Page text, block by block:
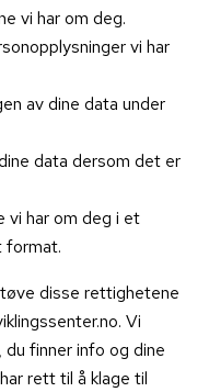
vi har om deg.
vi har
av dine data under
data dersom det er
vi har om deg i et
format.
disse rettighetene
Vi
finner info og dine
rett til å klage til